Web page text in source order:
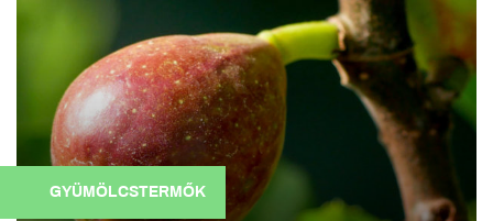
GYÜMÖLCSTERMŐK